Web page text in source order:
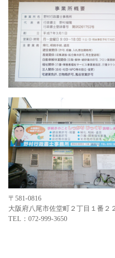
〒581-0816
大阪府八尾市佐堂町２丁目１番２
TEL：072-999-3650